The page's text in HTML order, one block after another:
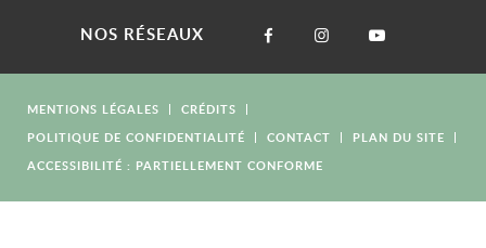
NOS RÉSEAUX
MENTIONS LÉGALES
CRÉDITS
POLITIQUE DE CONFIDENTIALITÉ
CONTACT
PLAN DU SITE
ACCESSIBILITÉ : PARTIELLEMENT CONFORME